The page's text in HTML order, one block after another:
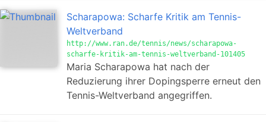
Scharapowa: Scharfe Kritik am Tennis-
Weltverband
http://www.ran.de/tennis/news/scharapowa-
scharfe-kritik-am-tennis-weltverband-101405
Maria Scharapowa hat nach der
Reduzierung ihrer Dopingsperre erneut den
Tennis-Weltverband angegriffen.